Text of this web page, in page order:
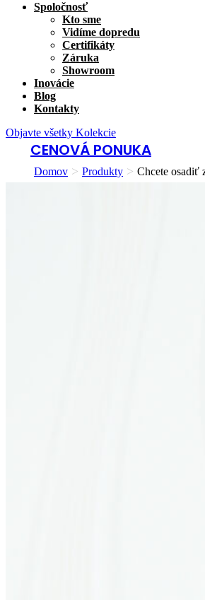
Spoločnosť
Kto sme
Vidíme dopredu
Certifikáty
Záruka
Showroom
Inovácie
Blog
Kontakty
Objavte všetky Kolekcie
CENOVÁ PONUKA
Domov > Produkty > Chcete osadiť